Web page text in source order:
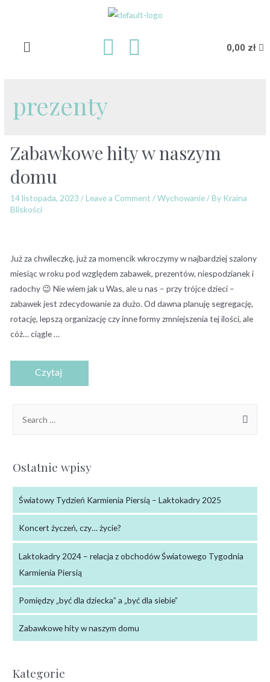
0,00 zł
prezenty
Zabawkowe hity w naszym
domu
14 listopada, 2023 /Leave a Comment /Wychowanie/ By Kraina
Bliskości
Już za chwileczkę, już za momencik wkroczymy w najbardziej szalony
miesiąc w roku pod względem zabawek, prezentów, niespodzianek i
radochy 😉 Nie wiem jak u Was, ale u nas – przy trójce dzieci –
zabawek jest zdecydowanie za dużo. Od dawna planuję segregację,
rotację, lepszą organizację czy inne formy zmniejszenia tej ilości, ale
cóż… ciągle …
Ostatnie wpisy
Światowy Tydzień Karmienia Piersią – Laktokadry 2025
Koncert życzeń, czy… życie?
Laktokadry 2024 – relacja z obchodów Światowego Tygodnia
Karmienia Piersią
Pomiędzy „być dla dziecka” a „być dla siebie”
Zabawkowe hity w naszym domu
Kategorie